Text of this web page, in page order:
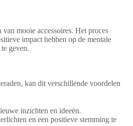
mooie accessoires. Het proces
impact hebben op de mentale
geven.
kan dit verschillende voordelen
inzichten en ideeën.
en een positieve stemming te